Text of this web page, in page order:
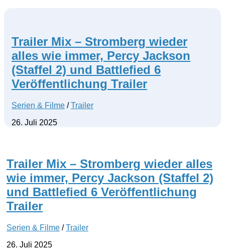
Trailer Mix – Stromberg wieder
alles wie immer, Percy Jackson
(Staffel 2) und Battlefied 6
Veröffentlichung Trailer
Serien & Filme /Trailer
26. Juli 2025
Trailer Mix – Stromberg wieder alles
wie immer, Percy Jackson (Staffel 2)
und Battlefied 6 Veröffentlichung
Trailer
Serien & Filme /Trailer
26. Juli 2025